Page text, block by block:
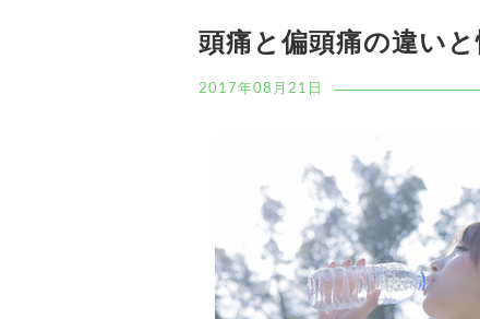
頭痛と偏頭痛の違い
2017年08月21日